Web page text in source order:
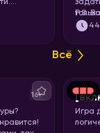
P.S.
44
Всё
16+
Игра